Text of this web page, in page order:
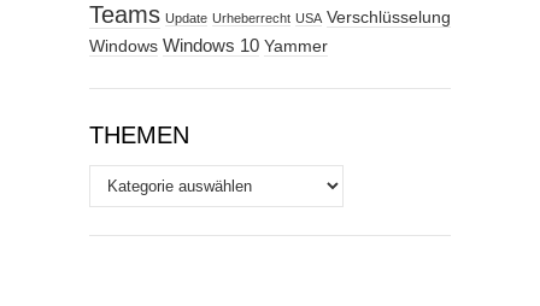
Teams Update Urheberrecht USA Verschlüsselung
Windows Windows 10 Yammer
THEMEN
Themen